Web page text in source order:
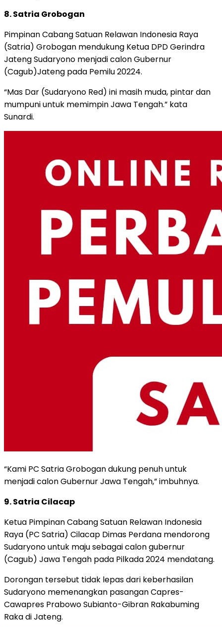
8. Satria Grobogan
Pimpinan Cabang Satuan Relawan Indonesia Raya
(Satria) Grobogan mendukung Ketua DPD Gerindra
Jateng Sudaryono menjadi calon Gubernur
(Cagub)Jateng pada Pemilu 20224.
“Mas Dar (Sudaryono Red) ini masih muda, pintar dan
mumpuni untuk memimpin Jawa Tengah.” kata
Sunardi.
“Kami PC Satria Grobogan dukung penuh untuk
menjadi calon Gubernur Jawa Tengah,” imbuhnya.
9. Satria Cilacap
Ketua Pimpinan Cabang Satuan Relawan Indonesia
Raya (PC Satria) Cilacap Dimas Perdana mendorong
Sudaryono untuk maju sebagai calon gubernur
(Cagub) Jawa Tengah pada Pilkada 2024 mendatang.
Dorongan tersebut tidak lepas dari keberhasilan
Sudaryono memenangkan pasangan Capres-
Cawapres Prabowo Subianto-Gibran Rakabuming
Raka di Jateng.